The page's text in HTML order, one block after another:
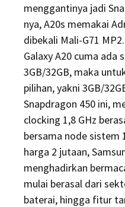
menggantinya jadi
nya, A20s memakai
dibekali Mali-G71
Galaxy A20 cuma ada
3GB/32GB, maka
pilihan, yakni 3GB/
Snapdragon 450 ini,
clocking 1,8 GHz
bersama node sistem
harga 2 jutaan,
menghadirkan
mulai berasal dari
baterai, hingga fitur